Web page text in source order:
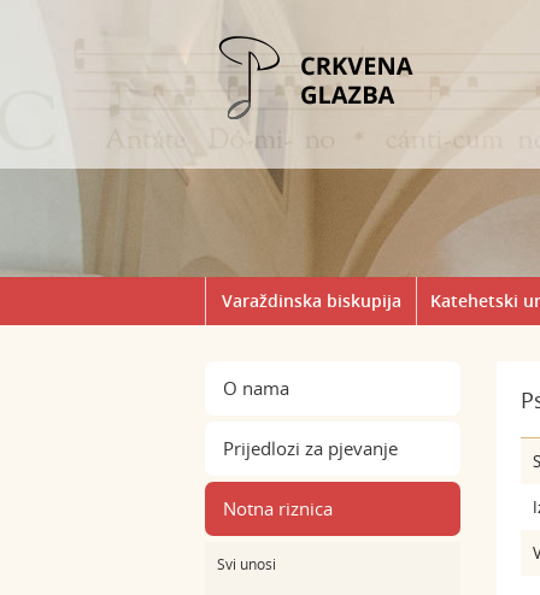
Varaždinska biskupija Katehetski
O nama
Prijedlozi za pjevanje
Notna riznica
Svi unosi